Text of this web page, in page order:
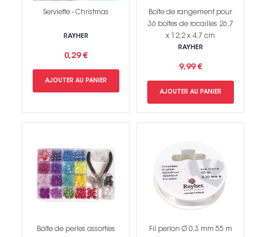
Serviette - Christmas
RAYHER
0,29 €
AJOUTER AU PANIER
Boîte de rangement pour
36 boîtes de rocailles 26,7
x 12,2 x 4,7 cm
RAYHER
9,99 €
AJOUTER AU PANIER
Boîte de perles assorties
Fil perlon Ø 0,3 mm 55 m